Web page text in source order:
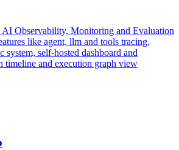
Observability, Monitoring and Evaluation
like agent, llm and tools tracing,
system, self-hosted dashboard and
timeline and execution graph view